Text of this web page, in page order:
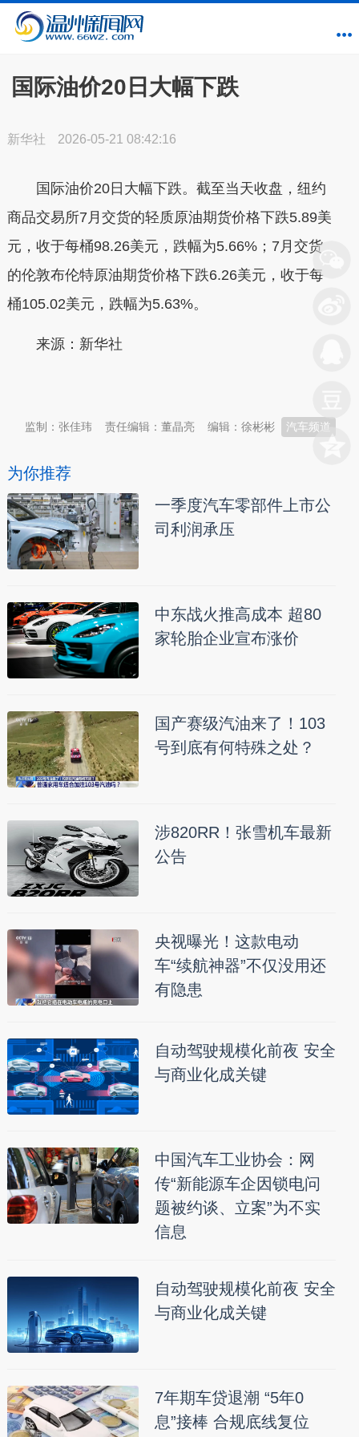
国际油价20日大幅下跌
新华社 2026-05-21 08:42:16
国际油价20日大幅下跌。截至当天收盘，纽约
商品交易所7月交货的轻质原油期货价格下跌5.89美
元，收于每桶98.26美元，跌幅为5.66%；7月交货
的伦敦布伦特原油期货价格下跌6.26美元，收于每
桶105.02美元，跌幅为5.63%。
来源：新华社
汽车频道
编辑：徐彬彬
责任编辑：董晶亮
监制：张佳玮
为你推荐
一季度汽车零部件上市公
司利润承压
中东战火推高成本 超80
家轮胎企业宣布涨价
国产赛级汽油来了！103
号到底有何特殊之处？
涉820RR！张雪机车最新
公告
央视曝光！这款电动
车“续航神器”不仅没用还
有隐患
自动驾驶规模化前夜 安全
与商业化成关键
中国汽车工业协会：网
传“新能源车企因锁电问
题被约谈、立案”为不实
信息
自动驾驶规模化前夜 安全
与商业化成关键
7年期车贷退潮 “5年0
息”接棒 合规底线复位